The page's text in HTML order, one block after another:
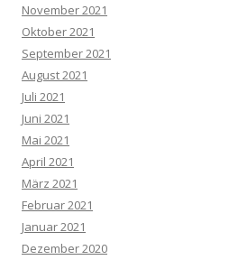
November 2021
Oktober 2021
September 2021
August 2021
Juli 2021
Juni 2021
Mai 2021
April 2021
März 2021
Februar 2021
Januar 2021
Dezember 2020